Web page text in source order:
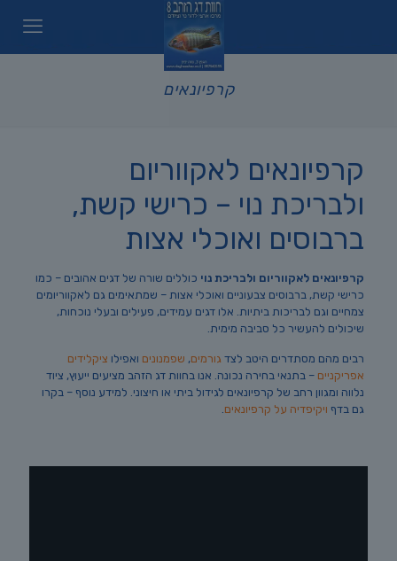
קרפיונאים
קרפיונאים לאקווריום
ולבריכת נוי – כרישי קשת,
ברבוסים ואוכלי אצות
קרפיונאים לאקווריום ולבריכת נוי כוללים שורה של דגים אהובים – כמו
כרישי קשת, ברבוסים צבעוניים ואוכלי אצות – שמתאימים גם לאקווריומים
צמחיים וגם לבריכות ביתיות. אלו דגים עמידים, פעילים ובעלי נוכחות,
שיכולים להעשיר כל סביבה מימית.
רבים מהם מסתדרים היטב לצד גורמים, שפמנונים ואפילו ציקלידים
אפריקניים – בתנאי בחירה נכונה. אנו בחוות דג הזהב מציעים ייעוץ, ציוד
נלווה ומגוון רחב של קרפיונאים לגידול ביתי או חיצוני. למידע נוסף – בקרו
גם בדף ויקיפדיה על קרפיונאים.